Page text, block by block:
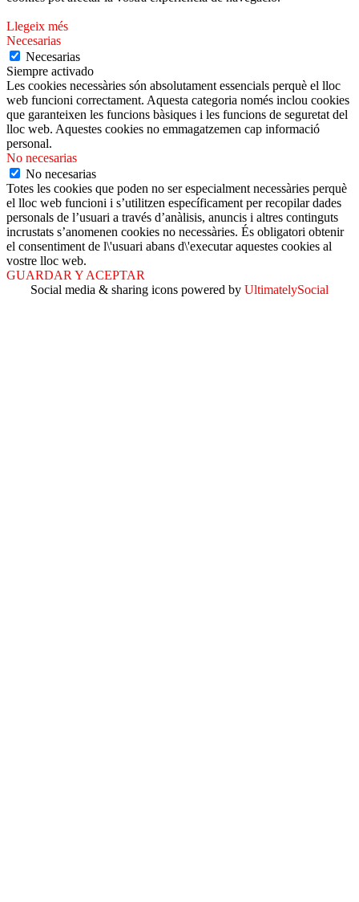
Llegeix més
Necesarias
Necesarias
Siempre activado
Les cookies necessàries són absolutament essencials perquè el lloc
web funcioni correctament. Aquesta categoria només inclou cookies
que garanteixen les funcions bàsiques i les funcions de seguretat del
lloc web. Aquestes cookies no emmagatzemen cap informació
personal.
No necesarias
No necesarias
Totes les cookies que poden no ser especialment necessàries perquè
el lloc web funcioni i s’utilitzen específicament per recopilar dades
personals de l’usuari a través d’anàlisis, anuncis i altres continguts
incrustats s’anomenen cookies no necessàries. És obligatori obtenir
el consentiment de l\'usuari abans d\'executar aquestes cookies al
vostre lloc web.
GUARDAR Y ACEPTAR
Social media & sharing icons powered by UltimatelySocial